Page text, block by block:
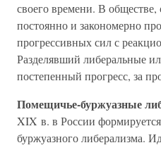
своего времени. В обществе,
постоянно и закономерно
прогрессивных сил с
Разделявший либеральные
постепенный прогресс, за
Помещичье-буржуазные
XIX в. в России
буржуазного либерализма.